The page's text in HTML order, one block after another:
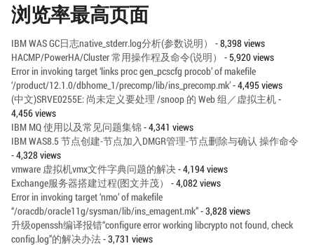
浏览率最高页面
IBM WAS GC日志native_stderr.log分析(参数说明）
- 8,398 views
HACMP/PowerHA/Cluster 常用操作程及命令(说明）
- 5,920 views
Error in invoking target ‘links proc gen_pcscfg procob’ of makefile
‘/product/12.1.0/dbhome_1/precomp/lib/ins_precomp.mk’- 4,495 views
(中文)SRVE0255E: 尚未定义要处理 /snoop 的 Web 组／虚拟主机-
4,456 views
IBM MQ 使用以及常见问题集锦- 4,341 views
IBM WAS8.5 节点创建-节点加入DMGR管理-节点删除与确认 操作命令
- 4,328 views
vmware 虚拟机vmx文件字典问题的解决- 4,194 views
Exchange服务器搭建过程(图文并茂）
- 4,082 views
Error in invoking target ‘nmo’ of makefile
“/oracdb/oracle11g/sysman/lib/ins_emagent.mk”- 3,828 views
升级openssh编译报错“configure error working libcrypto not found, check
config.log”的解决办法- 3,731 views